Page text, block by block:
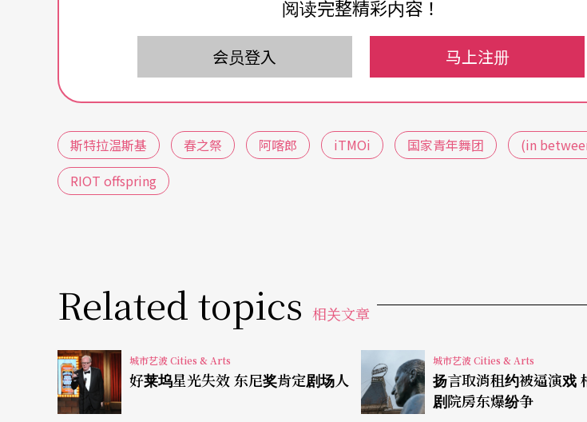
chael Keegan-Dolan）编舞，由Fabulous Beast舞团演出斯特拉温斯基《春之祭》和
卡》。在此版本的《春之祭》中，飘雪的舞台如初春，让人感受到春寒料峭；舞者身
装、有些戴著动物头套，追逐与献祭的过程，不禁让人想到都市丛林中，以文明包装
夺。
五月底，由阿喀郎编舞的iTMOi （in the mind of igor ）登场，阿喀郎继二○一一年探
的《源》Desh、受瞩目的奥运开幕式作品《求主同住》
能量背后的成因。
iTMOi
解构《春之祭》中「生与死」、「爱与献祭」的循环，再将
元素重组。无论是舞台上的烟雾弥漫，前后撞击的大金球，还是身著黑羽的舞者，幽
舞作中无所不在，而略显凌乱的步调，仿佛也示现了斯特拉温斯基作品的狂放。
iTMOi
的世界首演在法国的MC2: Grenoble文化中心，在沙德勒之井的演出日期，则
阅读完整精彩内容！
会员登入 马上注册
斯特拉温斯基 春之祭 阿喀郎 iTMOi 国家青年舞团
(in
RIOT offspring
Related topics 相关文章
城市艺波 Cities & Arts
好莱坞星光失效 东尼奖肯定剧场人
城市艺波 Cities & Arts
扬言取消租约被逼演戏
剧院房东爆纷争